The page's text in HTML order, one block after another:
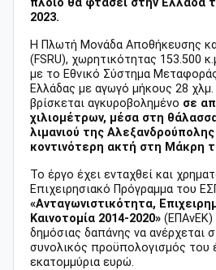
2023.
Η Πλωτή Μονάδα Αποθήκευσης
(FSRU), χωρητικότητας 153.500
με το Εθνικό Σύστημα
Ελλάδας με αγωγό μήκους 28 χλμ.
βρίσκεται αγκυροβολημένο σε
χιλιομέτρων, μέσα στη
λιμανιού της
κοντινότερη ακτή στη Μάκρη
Το έργο έχει ενταχθεί και
Επιχειρησιακό Πρόγραμμα του
«Ανταγωνιστικότητα,
Καινοτομία 2014-2020»
δημόσιας δαπάνης να ανέρχεται
συνολικός προϋπολογισμός του
εκατομμύρια ευρώ.